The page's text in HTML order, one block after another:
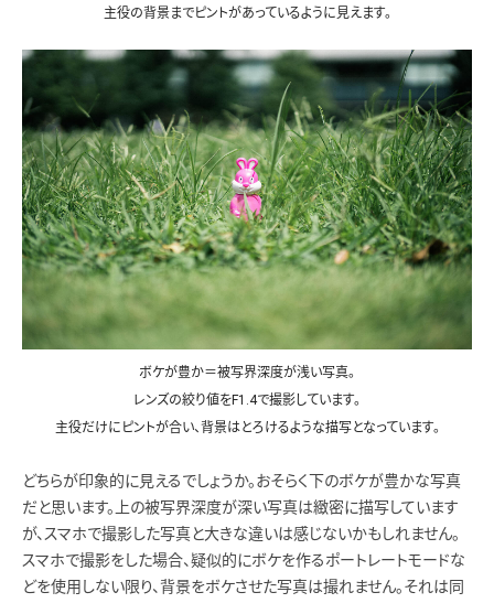
主役の背景までピントがあっているように見えます。
ボケが豊か＝被写界深度が浅い写真。
レンズの絞り値をF1.4で撮影しています。
主役だけにピントが合い、背景はとろけるような描写となっています。
どちらが印象的に見えるでしょうか。おそらく下のボケが豊かな写真
だと思います。上の被写界深度が深い写真は緻密に描写しています
が、スマホで撮影した写真と大きな違いは感じないかもしれません。
スマホで撮影をした場合、疑似的にボケを作るポートレートモードな
どを使用しない限り、背景をボケさせた写真は撮れません。それは同